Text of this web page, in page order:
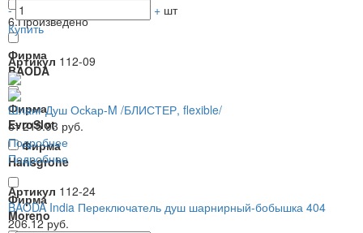
6.Произведено
Фирма
BAODA
Фирма
EvroSlot
Фирма
Hansgrohe
Фирма
Moreno
-
+ шт
Купить
Артикул 112-09
Шланг Душ Осkар-M /БЛИСТЕР, flexible/
от 215.93 руб.
Подробнее
Подробнее
Артикул 112-24
BAODA India Переключатель душ шарнирный-бобышка 404
206.12 руб.